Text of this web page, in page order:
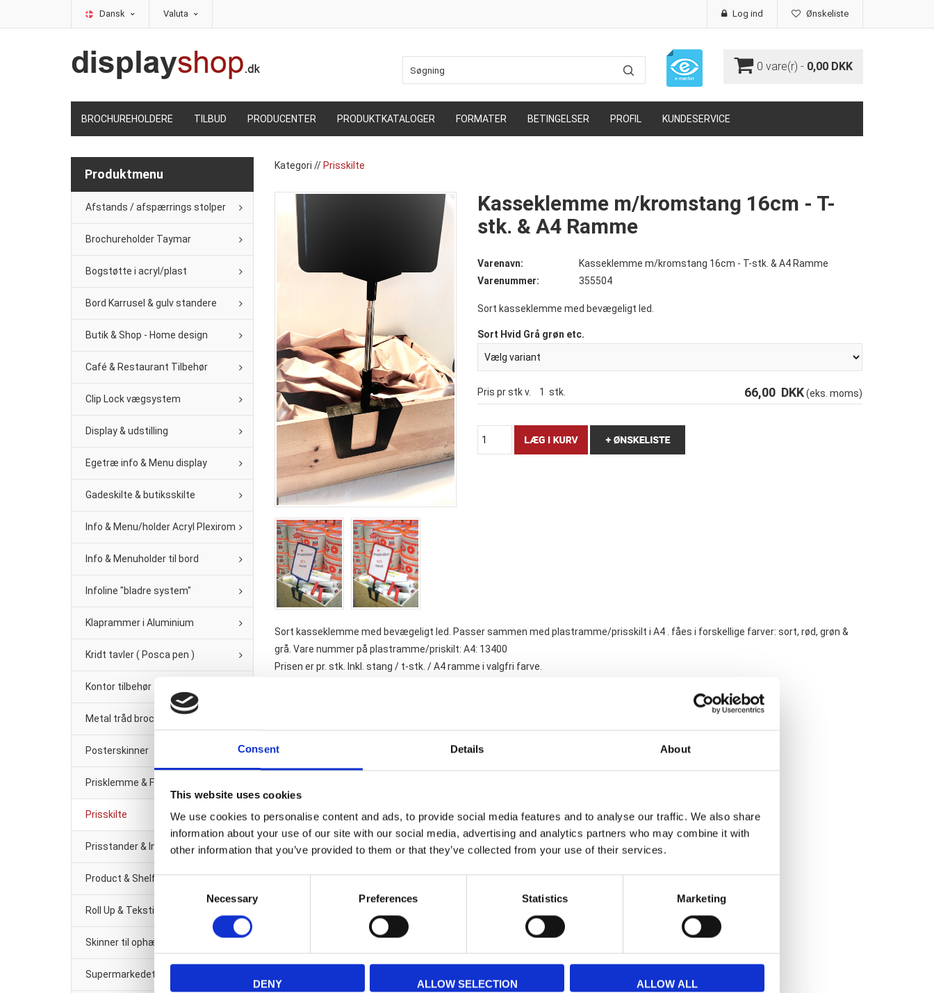
Consent Details About
This website uses cookies
We use cookies to personalise content and ads, to provide social media features and to analyse our traffic. We also share
information about your use of our site with our social media, advertising and analytics partners who may combine it with
other information that you’ve provided to them or that they’ve collected from your use of their services.
Necessary Preferences Statistics Marketing
DENY ALLOW SELECTION ALLOW ALL
Dansk Valuta Ønskeliste
Log ind
0 vare(r) - 0,00 DKK
BROCHUREHOLDERE TILBUD PRODUCENTER PRODUKTKATALOGER FORMATER BETINGELSER PROFIL KUNDESERVICE
Kategori // Prisskilte
Kasseklemme m/kromstang 16cm - T-
stk. & A4 Ramme
Varenavn:
Kasseklemme m/kromstang 16cm - T-stk. & A4 Ramme
Varenummer:
355504
Sort kasseklemme med bevægeligt led.
Sort Hvid Grå grøn etc.
Pris pr stk v. 1 stk. 66,00DKK(eks. moms)
Sort kasseklemme med bevægeligt led. Passer sammen med plastramme/prisskilt i A4 . fåes i forskellige farver: sort, rød, grøn &
grå. Vare nummer på plastramme/priskilt: A4: 13400
Prisen er pr. stk. Inkl. stang / t-stk. / A4 ramme i valgfri farve.
A5 skilterammer plast m/topindskub - div
11,00 DKK
Plastlomme til skilterammer - Flere
Produktmenu
Afstands / afspærrings stolper
Brochureholder Taymar
Bogstøtte i acryl/plast
Bord Karrusel & gulv standere
Butik & Shop - Home design
Café & Restaurant Tilbehør
Clip Lock vægsystem
Display & udstilling
Egetræ info & Menu display
Gadeskilte & butiksskilte
Info & Menu/holder Acryl Plexirom
Info & Menuholder til bord
Infoline "bladre system"
Klaprammer i Aluminium
Kridt tavler ( Posca pen )
Kontor tilbehør
Metal tråd brochure/Avis-holder
Posterskinner
Prisklemme & Fittings
Prisskilte
Prisstander & Info Sort Metal
Product & Shelf management
Roll Up & Tekstil banner
Skinner til ophæng
Supermarkedet & Købmand